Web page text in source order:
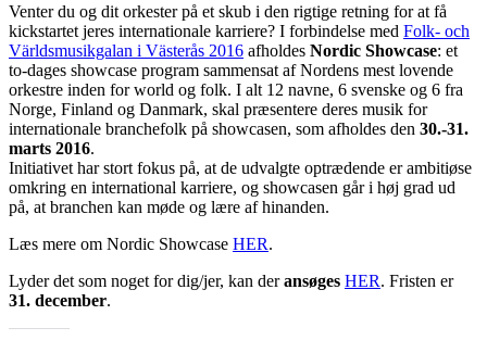
Venter du og dit orkester på et skub i den rigtige retning for at få
kickstartet jeres internationale karriere? I forbindelse med Folk- och
Världsmusikgalan i Västerås 2016 afholdes Nordic Showcase: et
to-dages showcase program sammensat af Nordens mest lovende
orkestre inden for world og folk. I alt 12 navne, 6 svenske og 6 fra
Norge, Finland og Danmark, skal præsentere deres musik for
internationale branchefolk på showcasen, som afholdes den 30.-31.
marts 2016.
Initiativet har stort fokus på, at de udvalgte optrædende er ambitiøse
omkring en international karriere, og showcasen går i høj grad ud
på, at branchen kan møde og lære af hinanden.
Læs mere om Nordic Showcase HER.
Lyder det som noget for dig/jer, kan deransøges HER. Fristen er
31. december.